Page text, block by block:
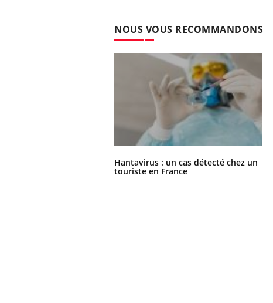
NOUS VOUS RECOMMANDONS
Hantavirus : un cas détecté chez un
touriste en France